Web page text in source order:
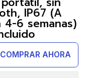
IP67 (A
6 semanas)
COMPRAR AHORA